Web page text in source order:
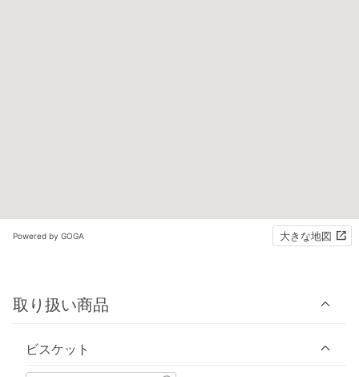
Powered by GOGA 大きな地図
取り扱い商品
ビスケット